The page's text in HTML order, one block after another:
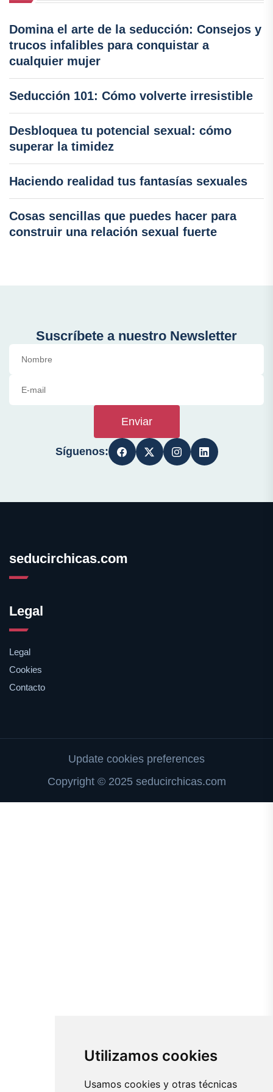
Utilizamos cookies
Usamos cookies y otras técnicas
Domina el arte de la seducción: Consejos y
trucos infalibles para conquistar a
cualquier mujer
Seducción 101: Cómo volverte irresistible
Desbloquea tu potencial sexual: cómo
superar la timidez
Haciendo realidad tus fantasías sexuales
Cosas sencillas que puedes hacer para
construir una relación sexual fuerte
Suscríbete a nuestro Newsletter
Enviar
Síguenos:
seducirchicas.com
Legal
Legal
Cookies
Contacto
Update cookies preferences
Copyright © 2025 seducirchicas.com